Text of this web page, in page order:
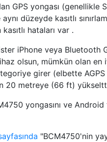
GPS yongası (genellikle
düzeyde kasıtlı
hataları var .
iPhone veya Bluetooth
olsun, mümkün olan
girer (elbette
20 metreye (66 ft)
yongasını ve
"BCM4750'nin